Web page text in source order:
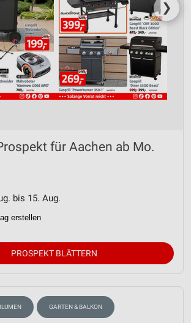
❯
für Aachen ab Mo.
bis 15. Aug.
erstellen
PROSPEKT BLÄTTERN
GARTEN & BALKON